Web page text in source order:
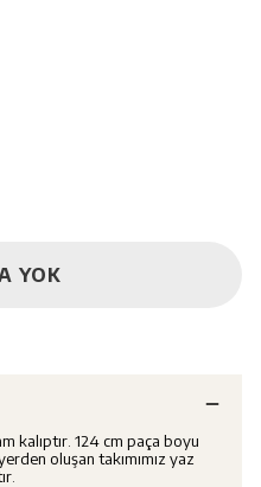
YOK
kalıptır. 124 cm paça boyu
oluşan takımımız yaz